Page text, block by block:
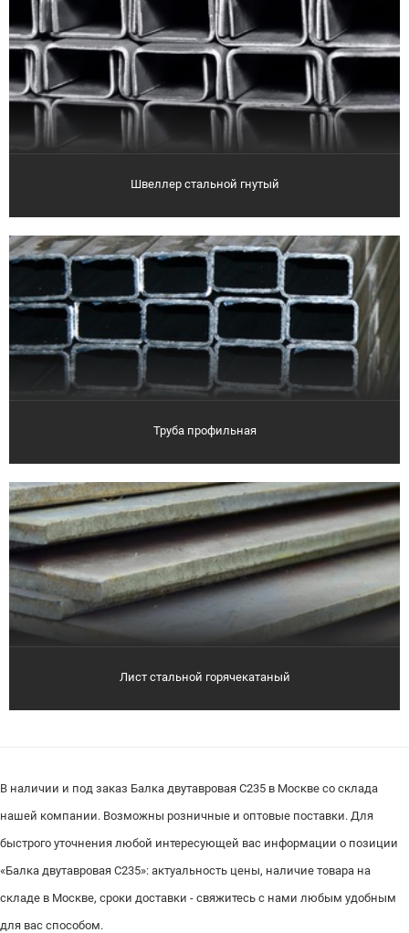
Швеллер стальной гнутый
Труба профильная
Лист стальной горячекатаный
В наличии и под заказ Балка двутавровая С235 в Москве со склада
нашей компании. Возможны розничные и оптовые поставки. Для
быстрого уточнения любой интересующей вас информации о позиции
«Балка двутавровая С235»: актуальность цены, наличие товара на
складе в Москве, сроки доставки - свяжитесь с нами любым удобным
для вас способом.